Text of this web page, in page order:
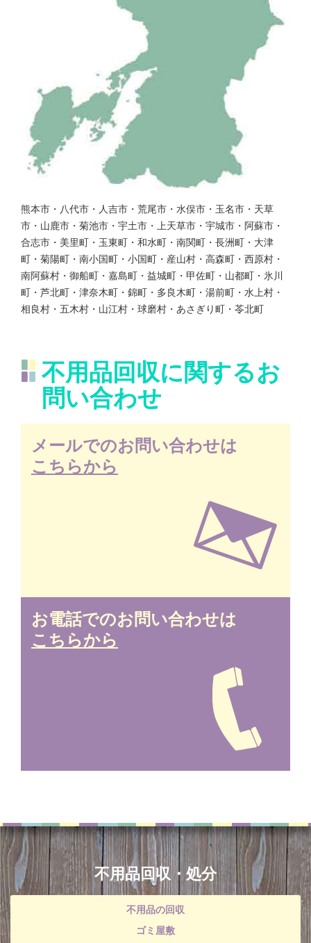
熊本市・八代市・人吉市・荒尾市・水俣市・玉名市・天草
市・山鹿市・菊池市・宇土市・上天草市・宇城市・阿蘇市・
合志市・美里町・玉東町・和水町・南関町・長洲町・大津
町・菊陽町・南小国町・小国町・産山村・高森町・西原村・
南阿蘇村・御船町・嘉島町・益城町・甲佐町・山都町・氷川
町・芦北町・津奈木町・錦町・多良木町・湯前町・水上村・
相良村・五木村・山江村・球磨村・あさぎり町・苓北町
不用品回収に関するお
問い合わせ
メールでのお問い合わせは
こちらから
お電話でのお問い合わせは
こちらから
不用品回収・処分
不用品の回収
ゴミ屋敷